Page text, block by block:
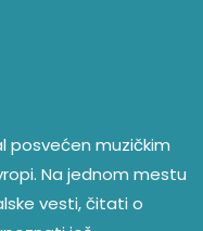
posvećen muzičkim
Na jednom mestu
vesti, čitati o